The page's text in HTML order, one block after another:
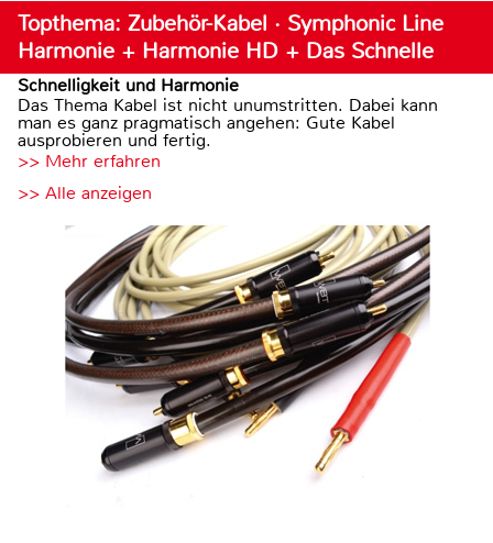
Topthema: Zubehör-Kabel · Symphonic Line
Harmonie + Harmonie HD + Das Schnelle
Schnelligkeit und Harmonie
Das Thema Kabel ist nicht unumstritten. Dabei kann
man es ganz pragmatisch angehen: Gute Kabel
ausprobieren und fertig.
>> Mehr erfahren
>> Alle anzeigen